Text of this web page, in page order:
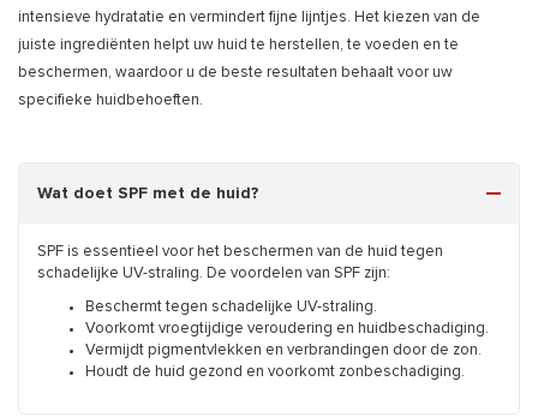
intensieve hydratatie en vermindert fijne lijntjes. Het kiezen van de
juiste ingrediënten helpt uw huid te herstellen, te voeden en te
beschermen, waardoor u de beste resultaten behaalt voor uw
specifieke huidbehoeften.
Wat doet SPF met de huid?
SPF is essentieel voor het beschermen van de huid tegen
schadelijke UV-straling. De voordelen van SPF zijn:
Beschermt tegen schadelijke UV-straling.
Voorkomt vroegtijdige veroudering en huidbeschadiging.
Vermijdt pigmentvlekken en verbrandingen door de zon.
Houdt de huid gezond en voorkomt zonbeschadiging.